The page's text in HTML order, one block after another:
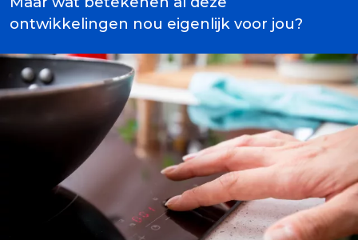
ontwikkelingen nou eigenlijk voor jou?